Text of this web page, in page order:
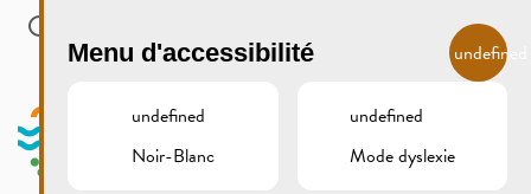
Skip to main content
MENU
Menu d'accessibilité undefined
undefined
Noir-Blanc
undefined
Mode dyslexie